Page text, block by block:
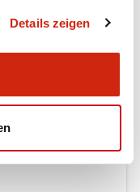
Details zeigen